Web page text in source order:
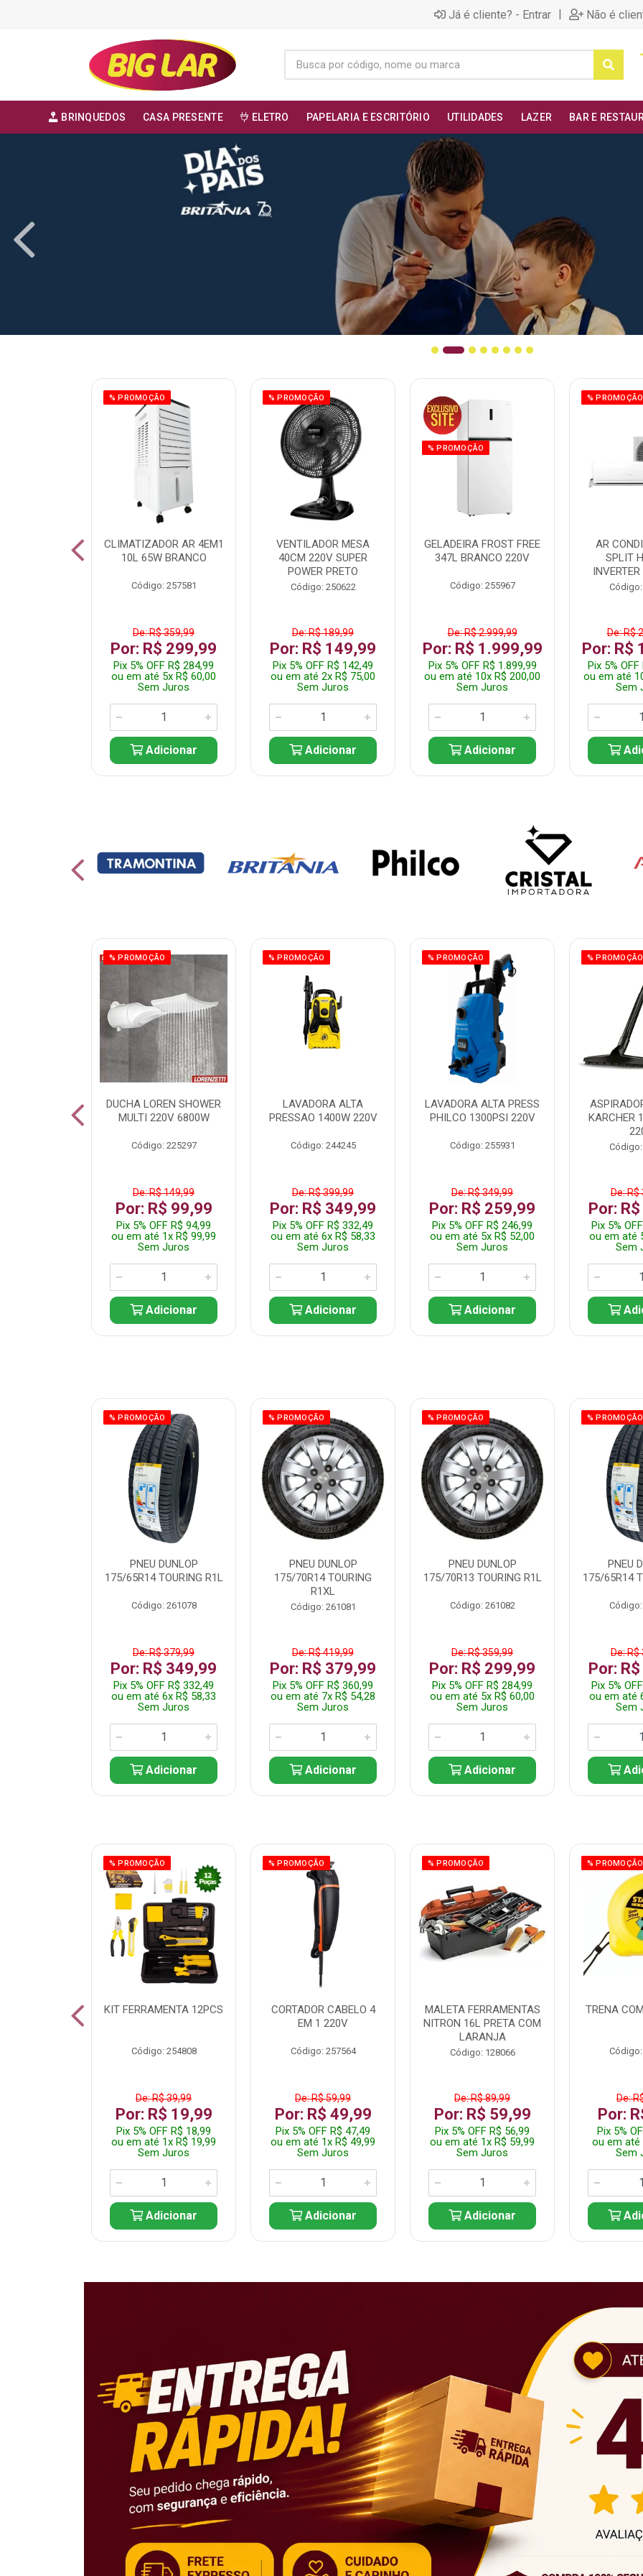
Já é cliente? - Entrar | Não é
BRINQUEDOS CASA PRESENTE ELETRO PAPELARIA E ESCRITÓRIO UTILIDADES LAZER BAR E
% PROMOÇÃO
CLIMATIZADOR AR 4EM1
10L 65W BRANCO
Código: 257581
De: R$ 359,99
Por: R$ 299,99
Pix 5% OFF R$ 284,99
ou em até 5x R$ 60,00
Sem Juros
Adicionar
% PROMOÇÃO
VENTILADOR MESA
40CM 220V SUPER
POWER PRETO
Código: 250622
De: R$ 189,99
Por: R$ 149,99
Pix 5% OFF R$ 142,49
ou em até 2x R$ 75,00
Sem Juros
Adicionar
% PROMOÇÃO
GELADEIRA FROST FREE
347L BRANCO 220V
Código: 255967
De: R$ 2.999,99
Por: R$ 1.999,99
Pix 5% OFF R$ 1.899,99
ou em até 10x R$ 200,00
Sem Juros
Adicionar
% PROMOÇÃO
AR
SPLIT
De: R$
Por: R$
Pix 5%
ou em até
Sem
% PROMOÇÃO
DUCHA LOREN SHOWER
MULTI 220V 6800W
Código: 225297
De: R$ 149,99
Por: R$ 99,99
Pix 5% OFF R$ 94,99
ou em até 1x R$ 99,99
Sem Juros
Adicionar
% PROMOÇÃO
LAVADORA ALTA
PRESSAO 1400W 220V
Código: 244245
De: R$ 399,99
Por: R$ 349,99
Pix 5% OFF R$ 332,49
ou em até 6x R$ 58,33
Sem Juros
Adicionar
% PROMOÇÃO
LAVADORA ALTA PRESS
PHILCO 1300PSI 220V
Código: 255931
De: R$ 349,99
Por: R$ 259,99
Pix 5% OFF R$ 246,99
ou em até 5x R$ 52,00
Sem Juros
Adicionar
% PROMOÇÃO
KARCHER
De: R$
Por:
Pix 5%
ou em até
Sem
% PROMOÇÃO
PNEU DUNLOP
175/65R14 TOURING R1L
Código: 261078
De: R$ 379,99
Por: R$ 349,99
Pix 5% OFF R$ 332,49
ou em até 6x R$ 58,33
Sem Juros
Adicionar
% PROMOÇÃO
PNEU DUNLOP
175/70R14 TOURING
R1XL
Código: 261081
De: R$ 419,99
Por: R$ 379,99
Pix 5% OFF R$ 360,99
ou em até 7x R$ 54,28
Sem Juros
Adicionar
% PROMOÇÃO
PNEU DUNLOP
175/70R13 TOURING R1L
Código: 261082
De: R$ 359,99
Por: R$ 299,99
Pix 5% OFF R$ 284,99
ou em até 5x R$ 60,00
Sem Juros
Adicionar
% PROMOÇÃO
PNEU
175/65R14
De: R$
Por:
Pix 5%
ou em até
Sem
% PROMOÇÃO
KIT FERRAMENTA 12PCS
Código: 254808
De: R$ 39,99
Por: R$ 19,99
Pix 5% OFF R$ 18,99
ou em até 1x R$ 19,99
Sem Juros
Adicionar
% PROMOÇÃO
CORTADOR CABELO 4
EM 1 220V
Código: 257564
De: R$ 59,99
Por: R$ 49,99
Pix 5% OFF R$ 47,49
ou em até 1x R$ 49,99
Sem Juros
Adicionar
% PROMOÇÃO
MALETA FERRAMENTAS
NITRON 16L PRETA COM
LARANJA
Código: 128066
De: R$ 89,99
Por: R$ 59,99
Pix 5% OFF R$ 56,99
ou em até 1x R$ 59,99
Sem Juros
Adicionar
% PROMOÇÃO
TRENA
De:
Por:
Pix 5%
ou em até
Sem